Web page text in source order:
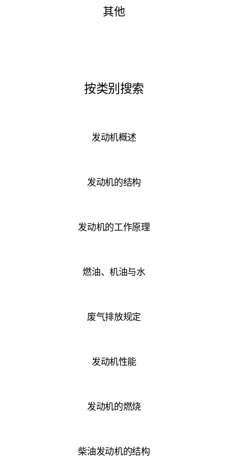
其他
按类别搜索
发动机概述
发动机的结构
发动机的工作原理
燃油、机油与水
废气排放规定
发动机性能
发动机的燃烧
柴油发动机的结构